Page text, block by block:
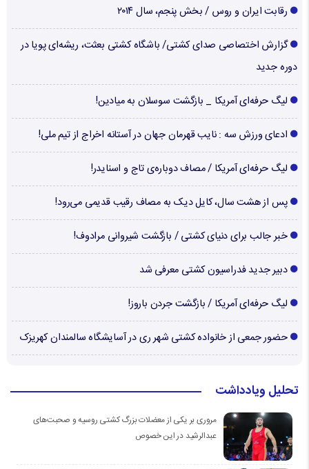
رقابت ایران و روس / بخش پنجم، سال ۲۰۱۴
گزارش اختصاصی صدای کشتی/ باشگاه کشتی بعثت، ریشه‌ای پویا در
دوره جدید
لیگ حرفه‌ای آمریکا _ بازگشت سوسلان به میادین!
ادعای ورزش سه : نایب قهرمان جهان در آستانه اخراج از تیم ملی!
لیگ حرفه‌ای آمریکا / مصاف دوباره‌ی تاج و اسنایدر!
پس از هشت سال، کایل دیک به مصاف رقیب قدیمی می‌رود!
خبر جالب برای دنیای کشتی / بازگشت شیروانی مرادوف!
دبیر جدید فدراسیون کشتی معرفی شد
لیگ حرفه‌ای آمریکا / بازگشت جردن باروز!
حضور جمعی از خانواده کشتی شهر ری در آسایشگاه سالمندان کهریزک
تحلیل ویادداشت
مروری بر یکی از معضلات بزرگ کشتی روسیه و صحبت‌های
عبدالرشید در این خصوص